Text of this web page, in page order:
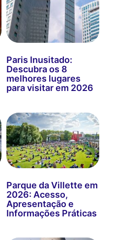
Paris Inusitado:
Descubra os 8
melhores lugares
para visitar em 2026
Parque da Villette em
2026: Acesso,
Apresentação e
Informações Práticas